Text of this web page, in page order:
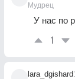
Мудрец
У нас по
1
lara_dgishard